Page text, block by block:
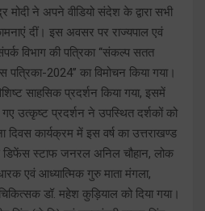
ने अपने वीडियो संदेश के द्वारा सभी
दीं। इस अवसर पर राज्यपाल एवं
विभाग की पत्रिका ‘‘संकल्प सतत
पत्रिका-2024’’ का विमोचन किया गया।
साहसिक प्रदर्शन किया गया, इसमें
गए उत्कृष्ट प्रदर्शन ने उपस्थित दर्शकों को
दिवस कार्यक्रम में इस वर्ष का उत्तराखण्ड
स्टाफ जनरल अनिल चौहान, लोक
एवं आध्यात्मिक गुरु माता मंगला,
डॉ. महेश कुड़ियाल को दिया गया।